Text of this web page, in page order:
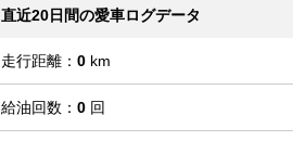
直近20日間の愛車ログデータ
走行距離： 0 km
給油回数： 0 回